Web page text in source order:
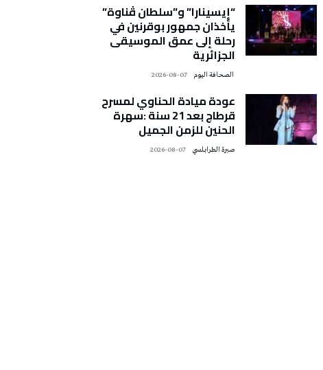
“إيسينارا” و”سلطان ڤناوة”
يأخذان جمهور بوقرنين في
رحلة إلى عمق الموسيقى
الجزائرية
2026-08-07
عودة ميادة الحناوي لمسرح
قرطاج بعد 21 سنة :سهرة
الحنين للزمن الجميل
صبرة الطرابلسي 2026-08-07